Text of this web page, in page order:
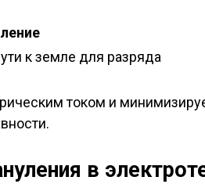
к земле для разряда
током и
в